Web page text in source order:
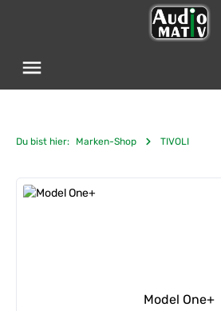
Du bist hier: Marken-Shop TIVOLI
Kategoriegalerie überspringen
Model One+